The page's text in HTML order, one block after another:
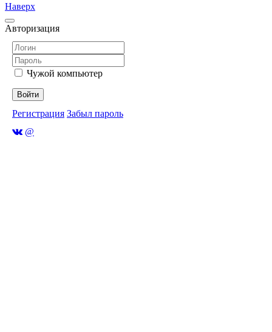
Наверх
Авторизация
Чужой компьютер
Войти
Регистрация Забыл пароль
@